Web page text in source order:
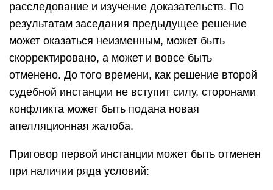
расследование и изучение доказательств. По
результатам заседания предыдущее решение
может оказаться неизменным, может быть
скорректировано, а может и вовсе быть
отменено. До того времени, как решение второй
судебной инстанции не вступит силу, сторонами
конфликта может быть подана новая
апелляционная жалоба.
Приговор первой инстанции может быть отменен
при наличии ряда условий: